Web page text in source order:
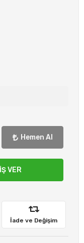
Hemen Al
VER
İade ve Değişim